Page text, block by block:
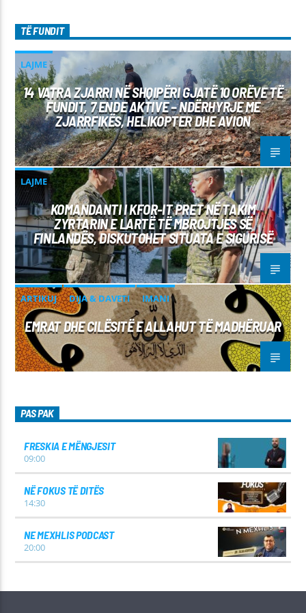
TË FUNDIT
LAJME
14 VATRA ZJARRI NË SHQIPËRI GJATË 10 ORËVE TË
FUNDIT, 7 ENDE AKTIVE – NDËRHYRJE ME
ZJARRFIKËS, HELIKOPTER DHE AVION
LAJME
KOMANDANTI I KFOR-IT PRET NË TAKIM
ZYRTARIN E LARTË TË MBROJTJES SË
FINLANDËS, DISKUTOHET SITUATA E SIGURISË
ARTIKUJ DIJA & DAVETI IMANI
EMRAT DHE CILËSITË E ALLAHUT TË MADHËRUAR
PAS PAK
FRESKIA E MËNGJESIT
09:00
NË FOKUS TË DITËS
14:30
NE MEXHLIS PODCAST
20:00